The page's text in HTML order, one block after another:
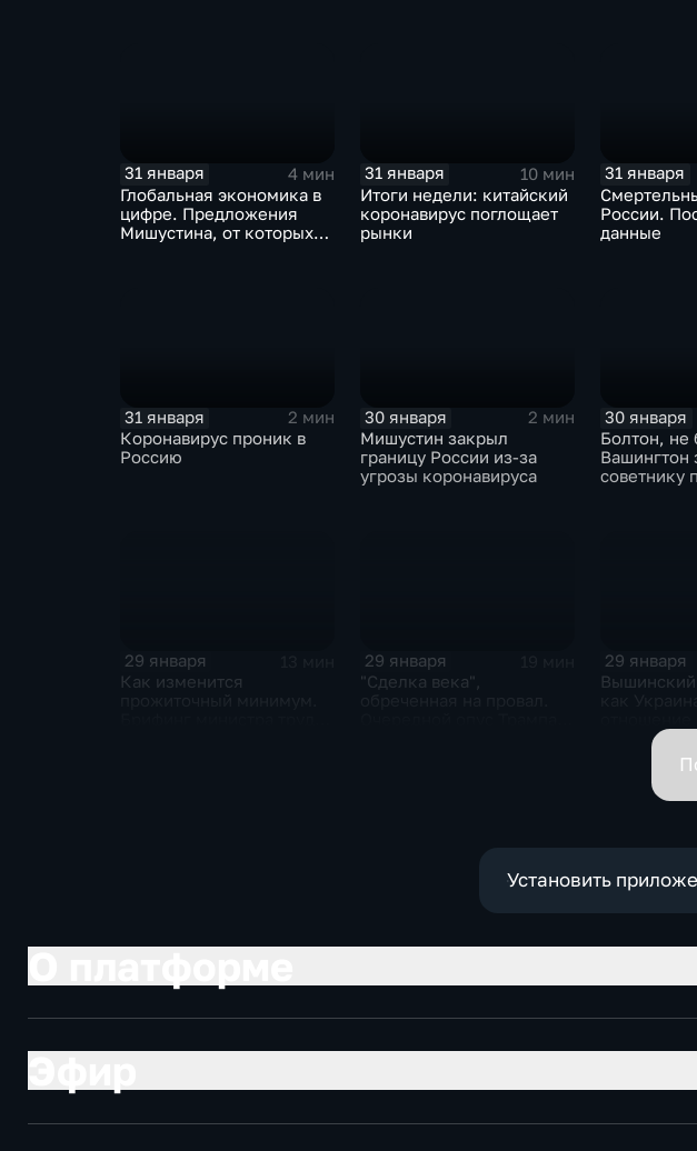
31 января
4 мин
Глобальная экономика в
цифре. Предложения
Мишустина, от которых
31 января
10 мин
Итоги недели: китайский
коронавирус поглощает
рынки
31 января
России.
данные
31 января
2 мин
Коронавирус проник в
Россию
30 января
2 мин
Мишустин закрыл
границу России из-за
угрозы коронавируса
30 января
Болтон, не
Вашингтон
советнику
29 января
Как изменится
29 января
"Сделка века",
29 января
почему
Установить